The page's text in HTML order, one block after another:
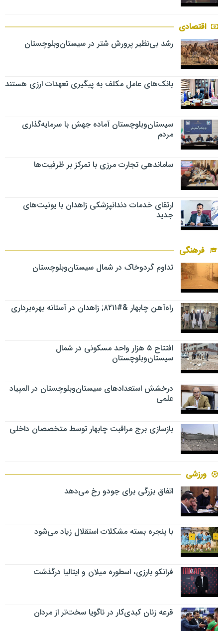
اقتصادی
رشد بی‌نظیر پرورش شتر در سیستان‌وبلوچستان
بانک‌های عامل مکلف به پیگیری تعهدات ارزی هستند
سیستان‌وبلوچستان آماده جهش با سرمایه‌گذاری
مردم
ساماندهی تجارت مرزی با تمرکز بر ظرفیت‌ها
ارتقای خدمات دندانپزشکی زاهدان با یونیت‌های
جدید
فرهنگی
تداوم گردوخاک در شمال سیستان‌وبلوچستان
راه‌آهن چابهار &#۸۲۱۱; زاهدان در آستانه بهره‌برداری
افتتاح ۵ هزار واحد مسکونی در شمال
سیستان‌وبلوچستان
درخشش استعدادهای سیستان‌وبلوچستان در المپیاد
علمی
بازسازی برج مراقبت چابهار توسط متخصصان داخلی
ورزشی
اتفاق بزرگی برای جودو رخ می‌دهد
با پنجره بسته مشکلات استقلال زیاد می‌شود
فرانکو بارزی، اسطوره میلان و ایتالیا درگذشت
قرعه زنان کبدی‌کار در ناگویا سخت‌تر از مردان